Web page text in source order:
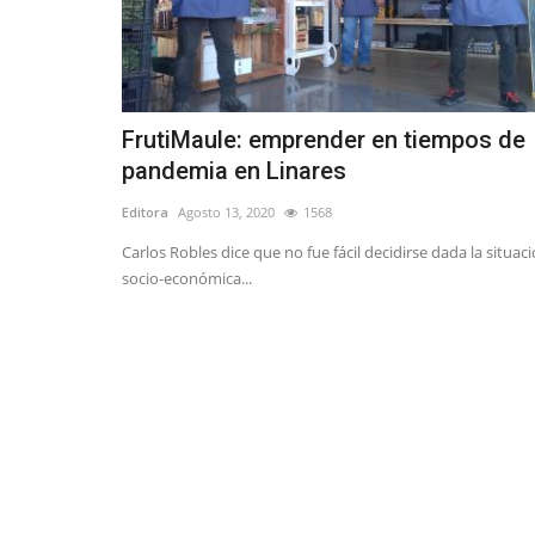
FrutiMaule: emprender en tiempos de
pandemia en Linares
Editora Agosto 13, 2020 1568
Carlos Robles dice que no fue fácil decidirse dada la
socio-económica...